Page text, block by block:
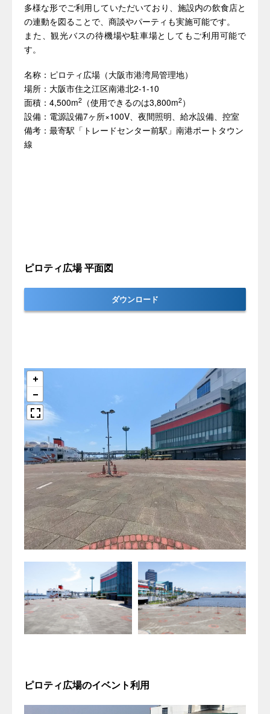
多様な形でご利用していただいており、施設内の飲食店と
の連動を図ることで、商談やパーティも実施可能です。
また、観光バスの待機場や駐車場としてもご利用可能で
す。
名称：ピロティ広場（大阪市港湾局管理地）
場所：大阪市住之江区南港北2-1-10
面積：4,500m2 （使用できるのは3,800m2）
設備：電源設備7ヶ所×100V、夜間照明、給水設備、控室
備考：最寄駅「トレードセンター前駅」南港ポートタウン
線
ピロティ広場 平面図
ダウンロード
ピロティ広場のイベント利用